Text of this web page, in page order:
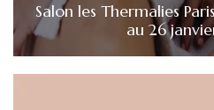
Salon les Thermalies
au 26